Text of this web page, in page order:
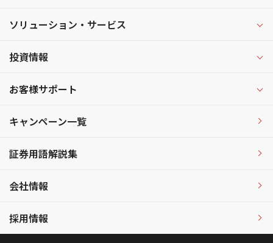
ソリューション・サービス
投資情報
お客様サポート
キャンペーン一覧
証券用語解説集
会社情報
採用情報